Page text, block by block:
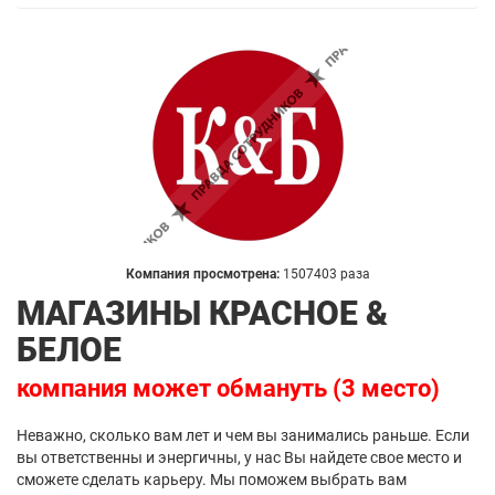
Компания просмотрена: 1507403 раза
МАГАЗИНЫ КРАСНОЕ &
БЕЛОЕ
компания может обмануть (3 место)
Неважно, сколько вам лет и чем вы занимались раньше. Если
вы ответственны и энергичны, у нас Вы найдете свое место и
сможете сделать карьеру. Мы поможем выбрать вам